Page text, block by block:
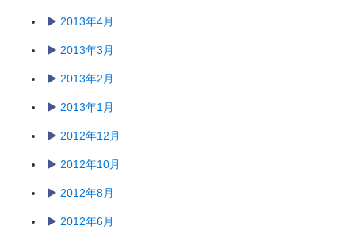
2013年4月
2013年3月
2013年2月
2013年1月
2012年12月
2012年10月
2012年8月
2012年6月